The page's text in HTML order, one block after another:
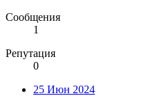
Сообщения
1
Репутация
0
25 Июн 2024